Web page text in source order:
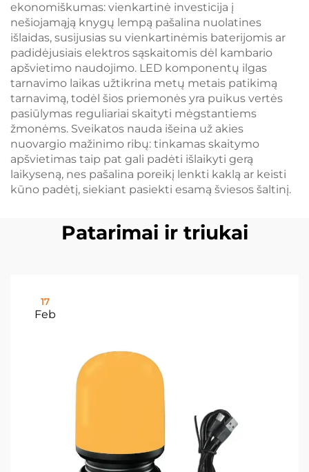
ekonomiškumas: vienkartinė investicija į
nešiojamąją knygų lempą pašalina nuolatines
išlaidas, susijusias su vienkartinėmis baterijomis ar
padidėjusiais elektros sąskaitomis dėl kambario
apšvietimo naudojimo. LED komponentų ilgas
tarnavimo laikas užtikrina metų metais patikimą
tarnavimą, todėl šios priemonės yra puikus vertės
pasiūlymas reguliariai skaityti mėgstantiems
žmonėms. Sveikatos nauda išeina už akies
nuovargio mažinimo ribų: tinkamas skaitymo
apšvietimas taip pat gali padėti išlaikyti gerą
laikyseną, nes pašalina poreikį lenkti kaklą ar keisti
kūno padėtį, siekiant pasiekti esamą šviesos šaltinį.
Patarimai ir triukai
17
Feb